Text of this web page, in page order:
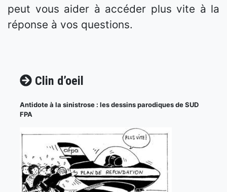
peut vous aider à accéder plus vite à la
réponse à vos questions.
Clin d’oeil
Antidote à la sinistrose : les dessins parodiques de SUD
FPA